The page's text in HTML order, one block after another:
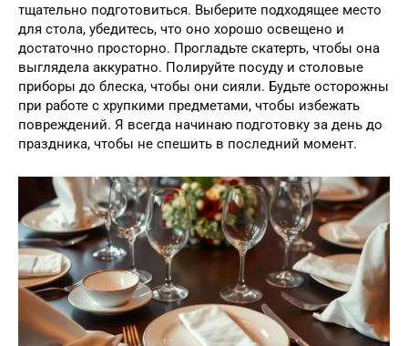
тщательно подготовиться. Выберите подходящее место
для стола, убедитесь, что оно хорошо освещено и
достаточно просторно. Прогладьте скатерть, чтобы она
выглядела аккуратно. Полируйте посуду и столовые
приборы до блеска, чтобы они сияли. Будьте осторожны
при работе с хрупкими предметами, чтобы избежать
повреждений. Я всегда начинаю подготовку за день до
праздника, чтобы не спешить в последний момент.